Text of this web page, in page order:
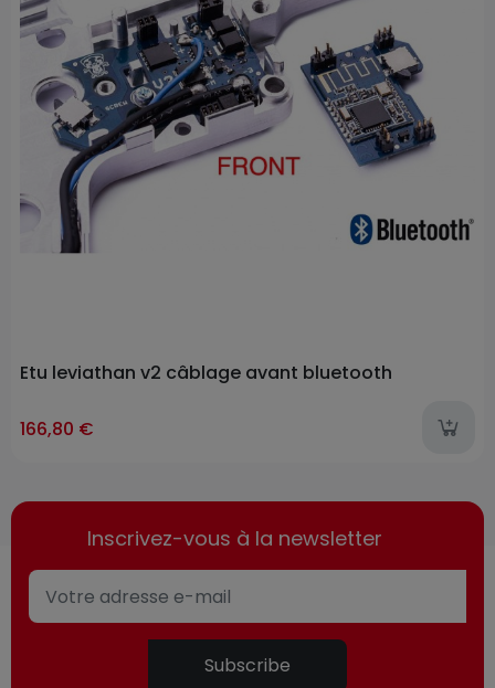
items
Etu leviathan v2 câblage avant bluetooth
166,80 €
Inscrivez-vous à la newsletter
Subscribe